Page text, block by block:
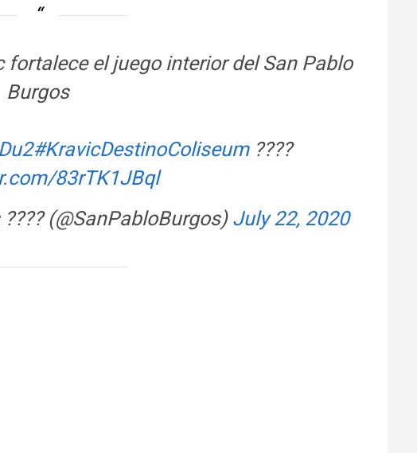
fortalece el juego interior del San Pablo
Burgos
#KravicDestinoColiseum????
83rTK1JBql
(@SanPabloBurgos) July 22, 2020